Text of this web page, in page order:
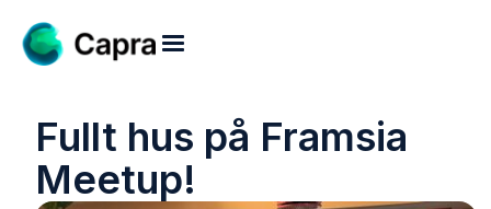
Fullt hus på Framsia
Meetup!